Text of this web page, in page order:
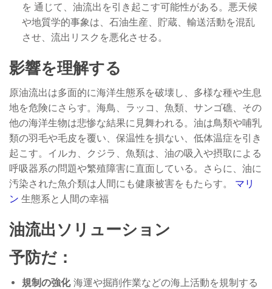
を 通じて、油流出を引き起こす可能性がある。悪天候
や地質学的事象は、石油生産、貯蔵、輸送活動を混乱
させ、流出リスクを悪化させる。
影響を理解する
原油流出は多面的に海洋生態系を破壊し、多様な種や生息
地を危険にさらす。海鳥、ラッコ、魚類、サンゴ礁、その
他の海洋生物は悲惨な結果に見舞われる。油は鳥類や哺乳
類の羽毛や毛皮を覆い、保温性を損ない、低体温症を引き
起こす。イルカ、クジラ、魚類は、油の吸入や摂取による
呼吸器系の問題や繁殖障害に直面している。さらに、油に
汚染された魚介類は人間にも健康被害をもたらす。 マリ
ン 生態系と人間の幸福
油流出ソリューション
予防だ：
規制の強化 海運や掘削作業などの海上活動を規制する